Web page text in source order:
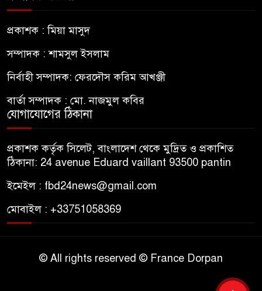
প্রকাশক : মিয়া মাসুদ
সম্পাদক : শামসুল ইসলাম
নির্বাহী সম্পাদক: ফেরদৌস করিম আখঞ্জী
বার্তা সম্পাদক : মো. নাজমুল কবির
যোগাযোগের ঠিকানা
প্রকাশক কর্তৃক সিলেট, বাংলাদেশ থেকে মুদ্রিত ও প্রকাশিত
ঠিকানা: 24 avenue Eduard vaillant 93500 pantin
ইমেইল : fbd24news@gmail.com
মোবাইল : +33751058369
© All rights reserved © France Dorpan